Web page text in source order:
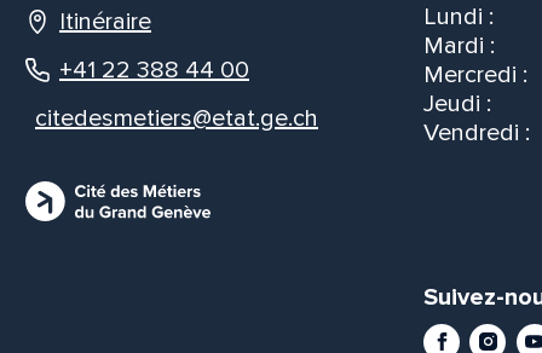
Itinéraire
+41 22 388 44 00
citedesmetiers@etat.ge.ch
Lundi :
Mardi :
Mercredi :
Jeudi :
Vendredi :
Suivez-
Facebook